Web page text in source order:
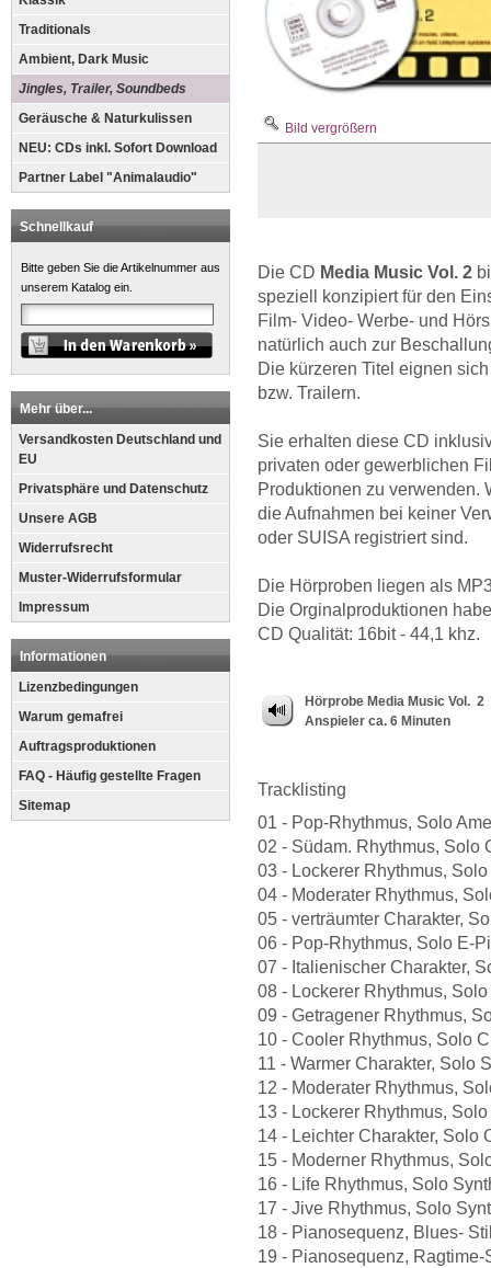
Traditionals
Ambient, Dark Music
Jingles, Trailer, Soundbeds
Geräusche & Naturkulissen
NEU: CDs inkl. Sofort Download
Partner Label "Animalaudio"
Schnellkauf
Bitte geben Sie die Artikelnummer aus
unserem Katalog ein.
Mehr über...
Versandkosten Deutschland und
EU
Privatsphäre und Datenschutz
Unsere AGB
Widerrufsrecht
Muster-Widerrufsformular
Impressum
Informationen
Lizenzbedingungen
Warum gemafrei
Auftragsproduktionen
FAQ - Häufig gestellte Fragen
Sitemap
Bild vergrößern
Die CD Media Music Vol. 2
speziell konzipiert für den
Film- Video- Werbe- und
natürlich auch zur
Die kürzeren Titel eignen
bzw. Trailern.
Sie erhalten diese CD
privaten oder gewerblichen
Produktionen zu verwenden.
die Aufnahmen bei keiner
oder SUISA registriert sind.
Die Hörproben liegen als
Die Orginalproduktionen
CD Qualität: 16bit - 44,1 khz.
Hörprobe Media Music Vol. 2
Anspieler ca. 6 Minuten
Tracklisting
01 - Pop-Rhythmus, Solo
02 - Südam. Rhythmus, Solo
03 - Lockerer Rhythmus,
04 - Moderater Rhythmus,
05 - verträumter Charakter,
06 - Pop-Rhythmus, Solo E-
07 - Italienischer Charakter,
08 - Lockerer Rhythmus,
09 - Getragener Rhythmus,
10 - Cooler Rhythmus, Solo
11 - Warmer Charakter, Solo
12 - Moderater Rhythmus,
13 - Lockerer Rhythmus,
14 - Leichter Charakter, Solo
15 - Moderner Rhythmus,
16 - Life Rhythmus, Solo
17 - Jive Rhythmus, Solo
18 - Pianosequenz, Blues-
19 - Pianosequenz,